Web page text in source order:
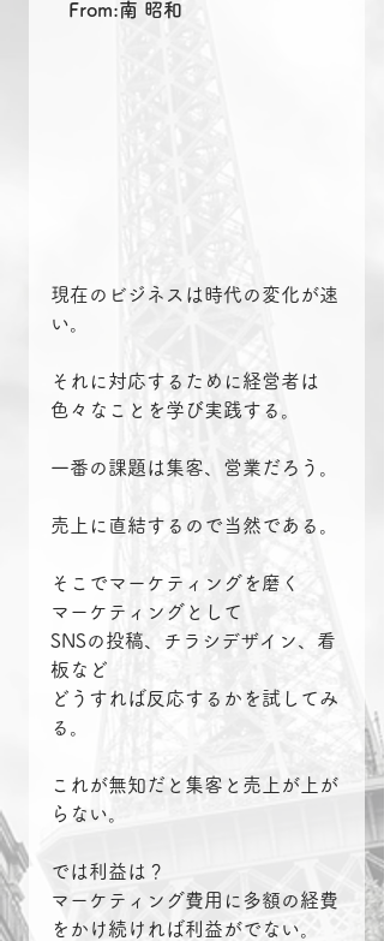
From:南 昭和
現在のビジネスは時代の変化が速
い。
それに対応するために経営者は
色々なことを学び実践する。
一番の課題は集客、営業だろう。
売上に直結するので当然である。
そこでマーケティングを磨く
マーケティングとして
SNSの投稿、チラシデザイン、看
板など
どうすれば反応するかを試してみ
る。
これが無知だと集客と売上が上が
らない。
では利益は？
マーケティング費用に多額の経費
をかけ続ければ利益がでない。